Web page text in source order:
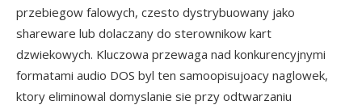
przebiegow falowych, czesto dystrybuowany jako
shareware lub dolaczany do sterownikow kart
dzwiekowych. Kluczowa przewaga nad konkurencyjnymi
formatami audio DOS byl ten samoopisujoacy naglowek,
ktory eliminowal domyslanie sie przy odtwarzaniu